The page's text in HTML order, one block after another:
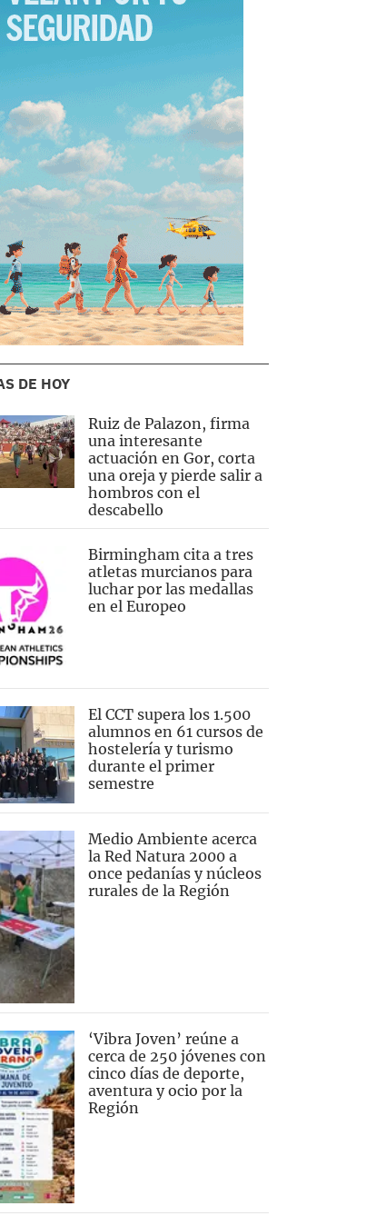
DE HOY
Ruiz de Palazon, firma
una interesante
actuación en Gor, corta
una oreja y pierde salir a
hombros con el
descabello
Birmingham cita a tres
atletas murcianos para
luchar por las medallas
en el Europeo
El CCT supera los 1.500
alumnos en 61 cursos de
hostelería y turismo
durante el primer
semestre
Medio Ambiente acerca
la Red Natura 2000 a
once pedanías y núcleos
rurales de la Región
‘Vibra Joven’ reúne a
cerca de 250 jóvenes con
cinco días de deporte,
aventura y ocio por la
Región